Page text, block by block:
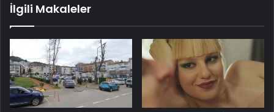
İlgili Makaleler